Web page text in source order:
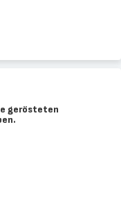
gerösteten